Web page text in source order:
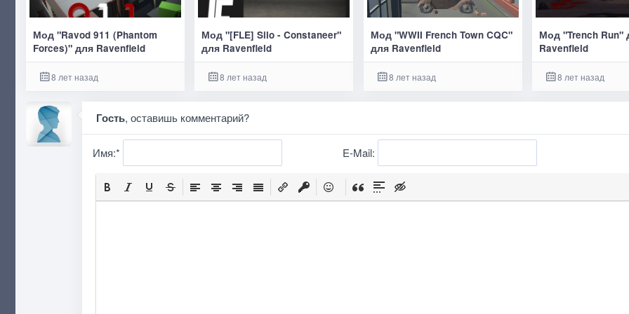
Мод "Ravod 911 (Phantom
Forces)" для Ravenfield
8 лет назад
Мод "[FLE] Silo - Constaneer"
для Ravenfield
8 лет назад
Мод "WWII French Town CQC"
для Ravenfield
8 лет назад
Мод "Trench Run"
Ravenfield
8 лет назад
Гость, оставишь комментарий?
Имя:* E-Mail: